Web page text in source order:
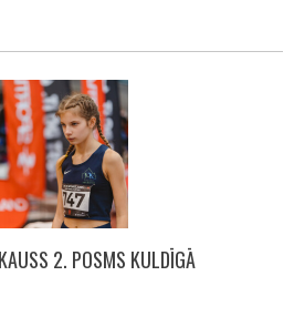
2. POSMS KULDĪGĀ